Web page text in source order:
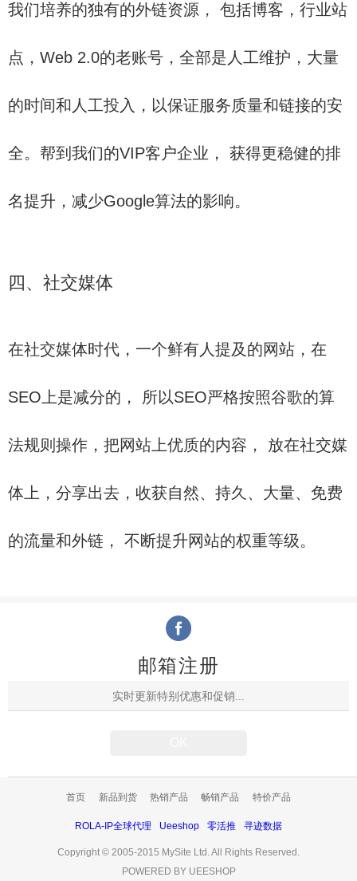
我们培养的独有的外链资源， 包括博客，行业站
点，Web 2.0的老账号，全部是人工维护，大量
的时间和人工投入，以保证服务质量和链接的安
全。帮到我们的VIP客户企业， 获得更稳健的排
名提升，减少Google算法的影响。
四、社交媒体
在社交媒体时代，一个鲜有人提及的网站，在
SEO上是减分的， 所以SEO严格按照谷歌的算
法规则操作，把网站上优质的内容， 放在社交媒
体上，分享出去，收获自然、持久、大量、免费
的流量和外链， 不断提升网站的权重等级。
邮箱注册
首页 新品到货 热销产品 畅销产品 特价产品
ROLA-IP全球代理 Ueeshop 零活推 寻迹数据
Copyright © 2005-2015 MySite Ltd. All Rights Reserved.
POWERED BY UEESHOP